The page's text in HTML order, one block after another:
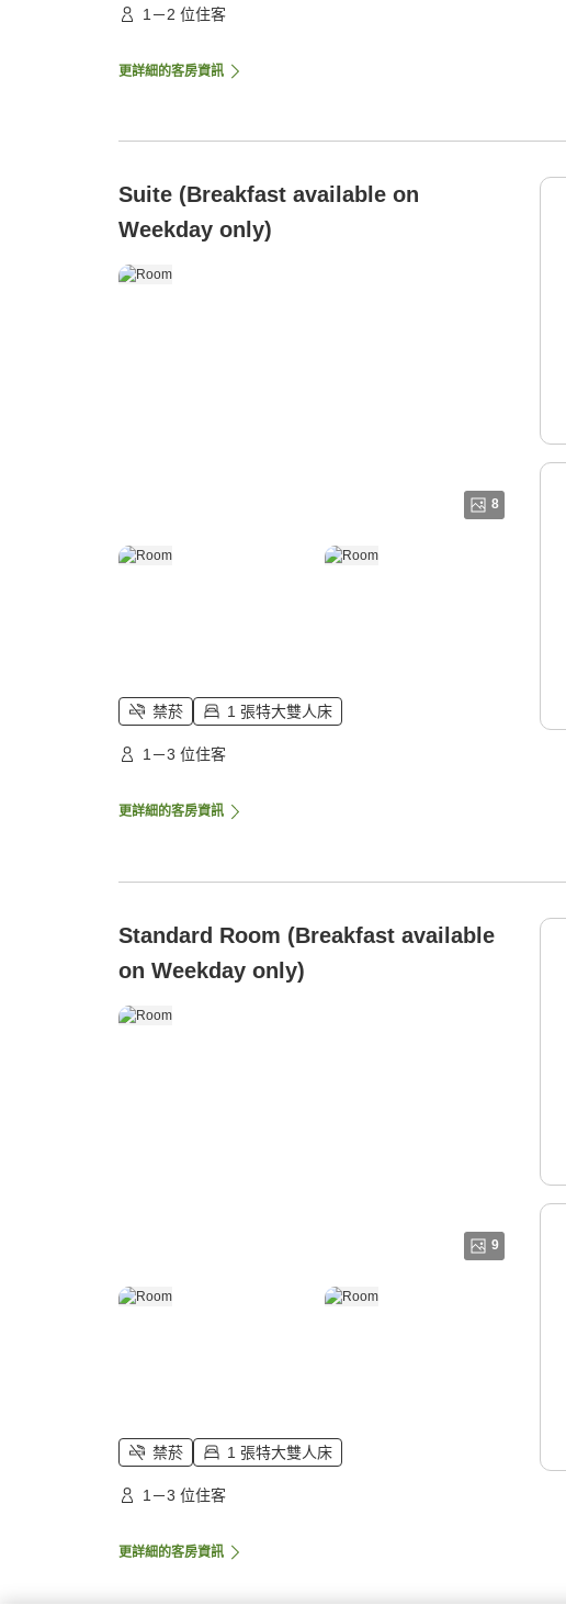
1－2 位住客
更詳細的客房資訊
Suite (Breakfast available on
Weekday only)
8
禁菸 1 張特大雙人床
1－3 位住客
更詳細的客房資訊
Standard Room (Breakfast available
on Weekday only)
9
禁菸 1 張特大雙人床
1－3 位住客
更詳細的客房資訊